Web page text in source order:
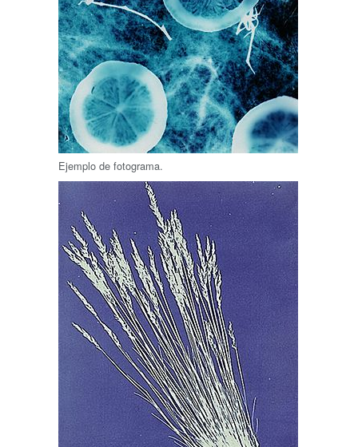
Ejemplo de fotograma.